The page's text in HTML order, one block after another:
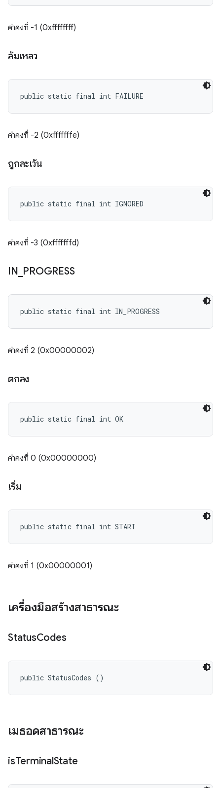
ค่าคงที่ -1 (0xffffffff)
ล้มเหลว
public static final int FAILURE
ค่าคงที่ -2 (0xfffffffe)
ถูกละเว้น
public static final int IGNORED
ค่าคงที่ -3 (0xfffffffd)
IN PROGRESS
public static final int IN_PROGRESS
ค่าคงที่ 2 (0x00000002)
ตกลง
public static final int OK
ค่าคงที่ 0 (0x00000000)
เริ่ม
public static final int START
ค่าคงที่ 1 (0x00000001)
เครื่องมือสร้างสาธารณะ
StatusCodes
public StatusCodes ()
เมธอดสาธารณะ
isTerminalState